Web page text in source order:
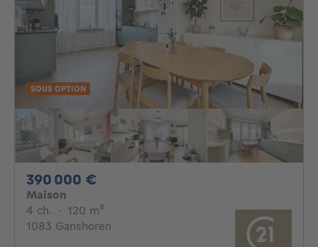
SOUS OPTION
390 000 €
Maison
4 ch. 4 chambres
· 120 m²
1083 Ganshoren